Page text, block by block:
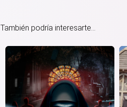
También podría interesarte...